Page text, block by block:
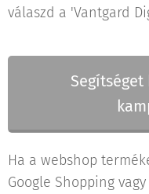
válaszd a 'Vantgard
Segítséget
Ha a webshop
Google Shopping